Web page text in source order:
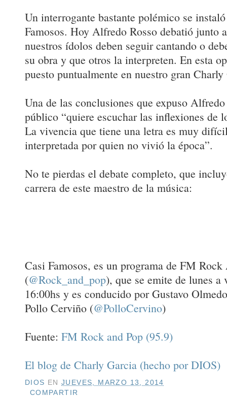
Un interrogante bastante polémico se
Famosos. Hoy Alfredo Rosso debatió junto
nuestros ídolos deben seguir cantando o
su obra y que otros la interpreten. En esta
puesto puntualmente en nuestro gran
Una de las conclusiones que expuso
público “quiere escuchar las inflexiones de
La vivencia que tiene una letra es muy
interpretada por quien no vivió la época”.
No te pierdas el debate completo, que
carrera de este maestro de la música:
Casi Famosos, es un programa de FM Rock
(@Rock_and_pop), que se emite de lunes a
16:00hs y es conducido por Gustavo
Pollo Cerviño (@PolloCervino)
Fuente: FM Rock and Pop (95.9)
El blog de Charly Garcia (hecho por DIOS)
DIOS EN JUEVES, MARZO 13, 2014
COMPARTIR